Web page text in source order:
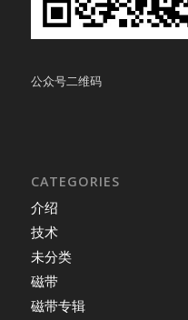
公众号二维码
CATEGORIES
介绍
技术
未分类
磁带
磁带专辑